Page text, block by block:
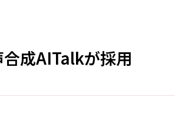
成AITalkが採用